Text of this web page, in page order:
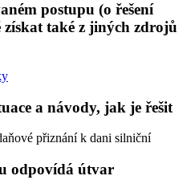
postupu (o řešení
získat také z jiných zdrojů
a návody, jak je řešit
přiznání k dani silniční
odpovídá útvar